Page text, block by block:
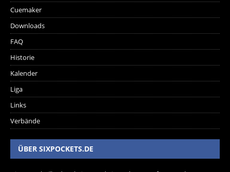
Cuemaker
Downloads
FAQ
Historie
Kalender
Liga
Links
Verbände
ÜBER SIXPOCKETS.DE